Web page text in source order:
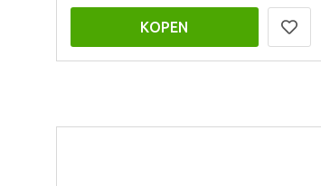
KOPEN